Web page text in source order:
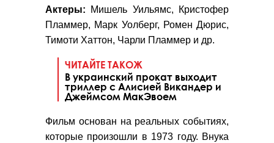
Актеры: Мишель Уильямс, Кристофер
Пламмер, Марк Уолберг, Ромен Дюрис,
Тимоти Хаттон, Чарли Пламмер и др.
ЧИТАЙТЕ ТАКОЖ
В украинский прокат выходит
триллер с Алисией Викандер и
Джеймсом МакЭвоем
Фильм основан на реальных событиях,
которые произошли в 1973 году. Внука